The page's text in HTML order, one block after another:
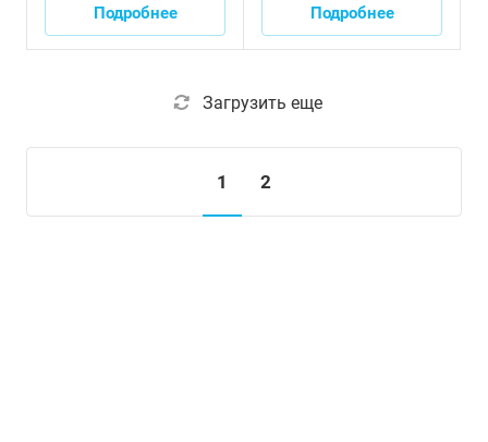
Подробнее Подробнее
Загрузить еще
1 2